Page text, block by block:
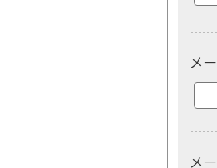
メ
メ